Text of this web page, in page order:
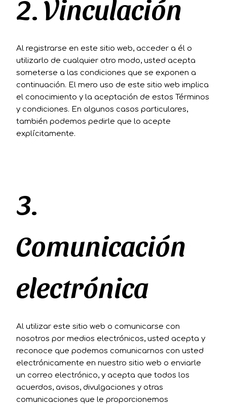
2. Vinculación
Al registrarse en este sitio web, acceder a él o
utilizarlo de cualquier otro modo, usted acepta
someterse a las condiciones que se exponen a
continuación. El mero uso de este sitio web implica
el conocimiento y la aceptación de estos Términos
y condiciones. En algunos casos particulares,
también podemos pedirle que lo acepte
explícitamente.
3.
Comunicación
electrónica
Al utilizar este sitio web o comunicarse con
nosotros por medios electrónicos, usted acepta y
reconoce que podemos comunicarnos con usted
electrónicamente en nuestro sitio web o enviarle
un correo electrónico, y acepta que todos los
acuerdos, avisos, divulgaciones y otras
comunicaciones que le proporcionemos